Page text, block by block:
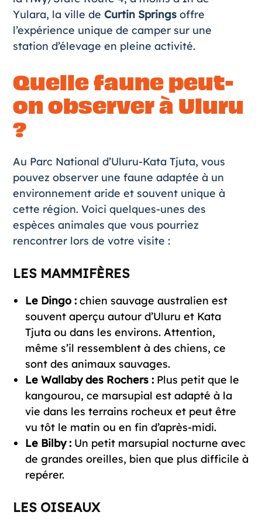
Yulara, la ville de Curtin Springsoffre
l’expérience unique de camper sur une
station d’élevage en pleine activité.
Quelle faune peut-
on observer à Uluru
?
Au Parc National d’Uluru-Kata Tjuta, vous
pouvez observer une faune adaptée à un
environnement aride et souvent unique à
cette région. Voici quelques-unes des
espèces animales que vous pourriez
rencontrer lors de votre visite :
LES MAMMIFÈRES
Le Dingo:chien sauvage australien est
souvent aperçu autour d’Uluru et Kata
Tjuta ou dans les environs. Attention,
même s’il ressemblent à des chiens, ce
sont des animaux sauvages.
Le Wallaby des Rochers :Plus petit que le
kangourou, ce marsupial est adapté à la
vie dans les terrains rocheux et peut être
vu tôt le matin ou en fin d’après-midi.
Le Bilby :Un petit marsupial nocturne avec
de grandes oreilles, bien que plus difficile à
repérer.
LES OISEAUX